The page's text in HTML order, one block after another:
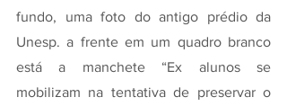
fundo, uma foto do antigo prédio da
Unesp. a frente em um quadro branco
está a manchete “Ex alunos se
mobilizam na tentativa de preservar o